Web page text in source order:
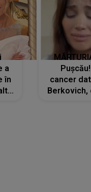
a
în
cancer
Berkovich,